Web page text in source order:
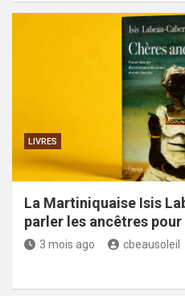
LIVRES
La Martiniquaise Isis
parler les ancêtres
3 mois ago cbeausoleil